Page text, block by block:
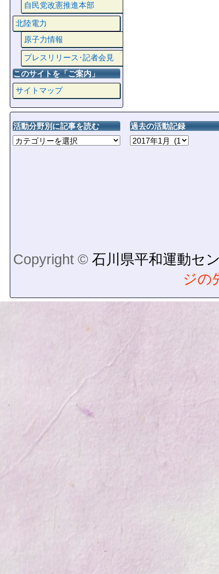
自民党改憲推進本部
北陸電力
原子力情報
プレスリリース･記者会見
このサイトを「ご案内」
サイトマップ
活動分野別に記事を読む 過去の活動記録
Copyright © 石川県平和運動セ
ジの